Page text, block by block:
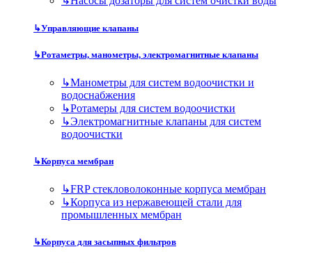
↳Управляющие клапаны
↳Ротаметры, манометры, электромагнитные клапаны
↳Манометры для систем водоочистки и
водоснабжения
↳Ротамеры для систем водоочистки
↳Электромагнитные клапаны для систем
водоочистки
↳Корпуса мембран
↳FRP стекловолоконные корпуса мембран
↳Корпуса из нержавеющей стали для
промышленных мембран
↳Корпуса для засыпных фильтров